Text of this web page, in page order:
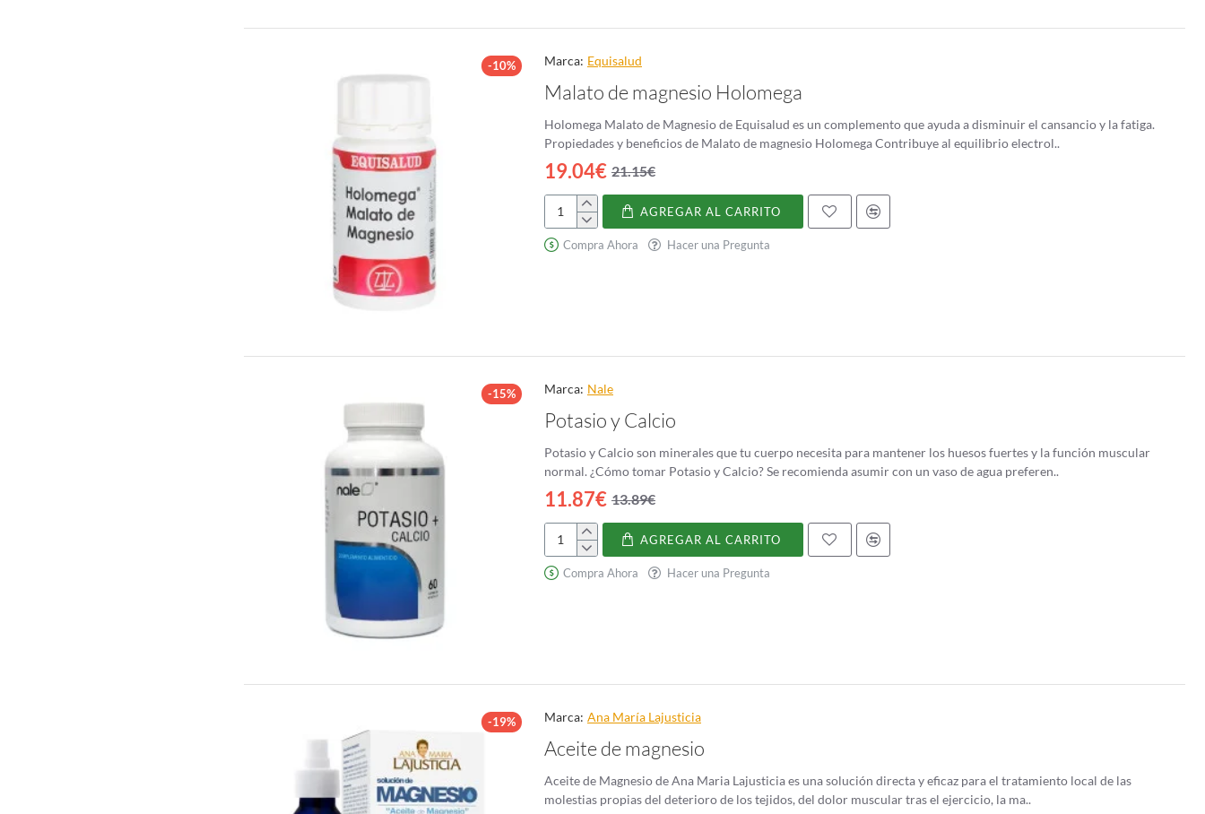
-10% Marca: Equisalud
Malato de magnesio Holomega
Holomega Malato de Magnesio de Equisalud es un complemento que ayuda a disminuir el cansancio y la fatiga.
Propiedades y beneficios de Malato de magnesio Holomega Contribuye al equilibrio electrol..
19.04€ 21.15€
Malato
de
AGREGAR AL CARRITO
Compra Ahora Hacer una Pregunta
-15% Marca: Nale
Potasio y Calcio
Potasio y Calcio son minerales que tu cuerpo necesita para mantener los huesos fuertes y la función muscular
normal. ¿Cómo tomar Potasio y Calcio? Se recomienda asumir con un vaso de agua preferen..
11.87€ 13.89€
Potasio
y
AGREGAR AL CARRITO
Compra Ahora Hacer una Pregunta
-19% Marca: Ana Marí­a Lajusticia
Aceite de magnesio
Aceite de Magnesio de Ana Maria Lajusticia es una solución directa y eficaz para el tratamiento local de las
molestias propias del deterioro de los tejidos, del dolor muscular tras el ejercicio, la ma..